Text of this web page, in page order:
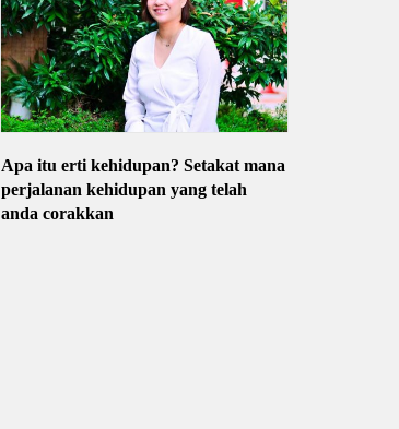
Apa itu erti kehidupan? Setakat mana
perjalanan kehidupan yang telah
anda corakkan